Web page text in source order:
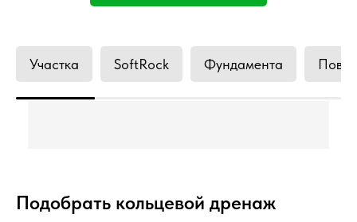
Участка SoftRock Фундамента
Подобрать кольцевой дренаж